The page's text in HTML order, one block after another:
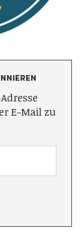
E-Mail zu